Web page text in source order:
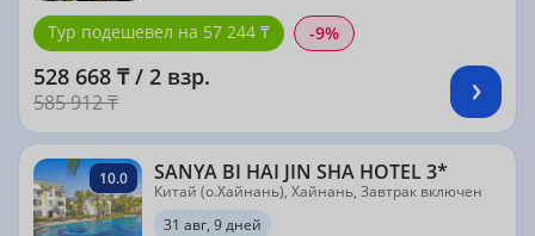
Тур подешевел на 57 244 ₸ -9%
528 668 ₸ / 2 взр.
585 912 ₸
10.0 SANYA BI HAI JIN SHA HOTEL 3*
Китай (о.Хайнань), Хайнань, Завтрак включен
31 авг, 9 дней